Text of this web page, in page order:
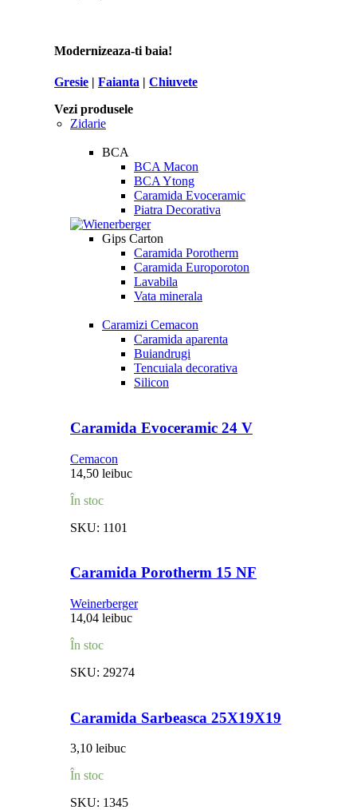
Modernizeaza-ti baia!
Gresie | Faianta | Chiuvete
Vezi produsele
Zidarie
BCA
BCA Macon
BCA Ytong
Caramida Evoceramic
Piatra Decorativa
Gips Carton
Caramida Porotherm
Caramida Europoroton
Lavabila
Vata minerala
Caramizi Cemacon
Caramida aparenta
Buiandrugi
Tencuiala decorativa
Silicon
Caramida Evoceramic 24 V
Cemacon
14,50 leibuc
În stoc
SKU: 1101
Caramida Porotherm 15 NF
Weinerberger
14,04 leibuc
În stoc
SKU: 29274
Caramida Sarbeasca 25X19X19
3,10 leibuc
În stoc
SKU: 1345